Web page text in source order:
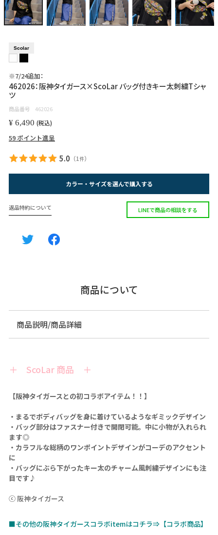
Scolar
※7/24追加：
462026：阪神タイガース×ScoLar バッグ付きキー太刺繍Tシャ
ツ
商品番号 462026
¥ 6,490 税込
59 ポイント進呈
5.0 （1 件）
カラー・サイズを選んで購入する
返品特約について LINEで商品の相談をする
商品について
商品説明/商品詳細
＋ ScoLar 商品 ＋
【阪神タイガースとの初コラボアイテム！！】
・まるでボディバッグを身に着けているようなギミックデザイン
・バッグ部分はファスナー付きで開閉可能。中に小物が入れられ
ます◎
・カラフルな総柄のワンポイントデザインがコーデのアクセント
に
・バッグにぶら下がったキー太のチャーム風刺繍デザインにも注
目です♪
ⓒ 阪神タイガース
■その他の阪神タイガースコラボitemはコチラ⇒【コラボ商品】